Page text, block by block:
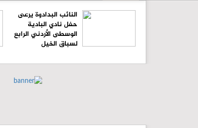
النائب البدادوة يرعى
حفل نادي البادية
الوسطى الأردني الرابع
لسباق الخيل